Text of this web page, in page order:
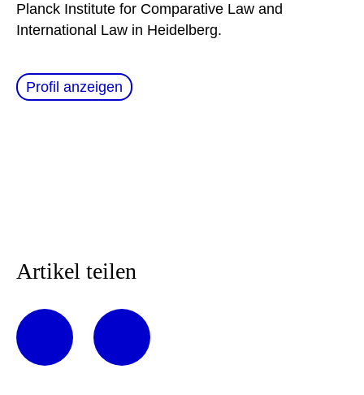
Planck Institute for Comparative Law and
International Law in Heidelberg.
Profil anzeigen
Artikel teilen